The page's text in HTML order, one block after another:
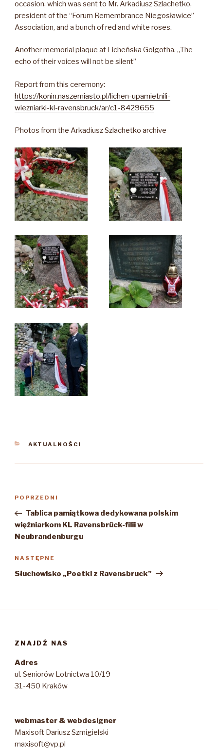
occasion, which was sent to Mr. Arkadiusz Szlachetko,
president of the “Forum Remembrance Niegosławice”
Association, and a bunch of red and white roses.
Another memorial plaque at Licheńska Golgotha. „The
echo of their voices will not be silent”
Report from this ceremony:
https://konin.naszemiasto.pl/lichen-upamietnili-
wiezniarki-kl-ravensbruck/ar/c1-8429655
Photos from the Arkadiusz Szlachetko archive
KATEGORIE
AKTUALNOŚCI
Poprzedni
wpis
POPRZEDNI
Tablica pamiątkowa dedykowana polskim
więźniarkom KL Ravensbrück-filii w
Neubrandenburgu
Następny
wpis
NASTĘPNE
Słuchowisko „Poetki z Ravensbruck”
ZNAJDŹ NAS
Adres
ul. Seniorów Lotnictwa 10/19
31-450 Kraków
webmaster & webdesigner
Maxisoft Dariusz Szmigielski
maxisoft@vp.pl